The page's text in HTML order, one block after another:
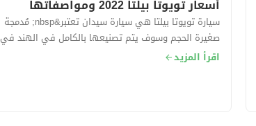
أسعار تويوتا بيلتا 2022 ومواصفاتها
سيارة تويوتا بيلتا هي سيارة سيدان تعتبر&nbsp; مُدمجة
صغيرة الحجم وسوف يتم تصنيعها بالكامل في الهند في
مصانع شركة سوزوكى ، حيث&nbsp; تُقدم ال...
اقرأ المزيد